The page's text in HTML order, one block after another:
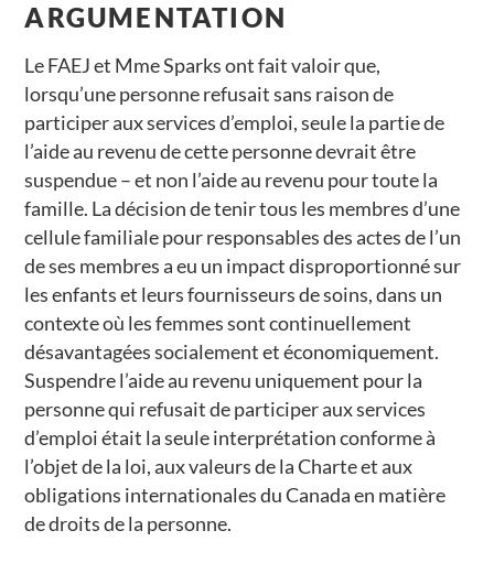
ARGUMENTATION
Le FAEJ et Mme Sparks ont fait valoir que,
lorsqu’une personne refusait sans raison de
participer aux services d’emploi, seule la partie de
l’aide au revenu de cette personne devrait être
suspendue – et non l’aide au revenu pour toute la
famille. La décision de tenir tous les membres d’une
cellule familiale pour responsables des actes de l’un
de ses membres a eu un impact disproportionné sur
les enfants et leurs fournisseurs de soins, dans un
contexte où les femmes sont continuellement
désavantagées socialement et économiquement.
Suspendre l’aide au revenu uniquement pour la
personne qui refusait de participer aux services
d’emploi était la seule interprétation conforme à
l’objet de la loi, aux valeurs de la Charte et aux
obligations internationales du Canada en matière
de droits de la personne.